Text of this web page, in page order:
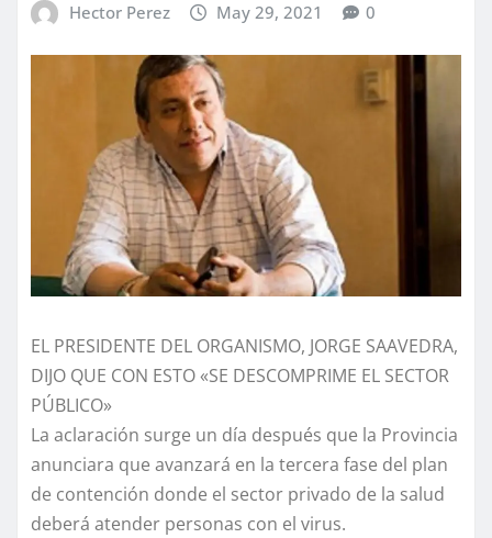
Hector Perez May 29, 2021 0
EL PRESIDENTE DEL ORGANISMO, JORGE SAAVEDRA,
DIJO QUE CON ESTO «SE DESCOMPRIME EL SECTOR
PÚBLICO»
La aclaración surge un día después que la Provincia
anunciara que avanzará en la tercera fase del plan
de contención donde el sector privado de la salud
deberá atender personas con el virus.